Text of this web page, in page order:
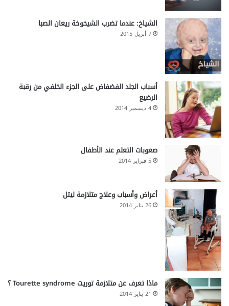
الشياخ: عندما تضرب الشيخوخة ريعان الصبا
7 أبريل 2015
أسباب الجلد الفضفاض على الجزء الخلفي من رقبة
الرضيع
4 ديسمبر 2014
صعوبات التعلم عند الأطفال
5 فبراير 2014
أعراض وأسباب وعلاج متلازمة ليتل
26 يناير 2014
ماذا تعرف عن متلازمة توريت Tourette syndrome ؟
21 يناير 2014